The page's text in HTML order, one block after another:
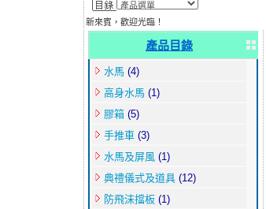
新來賓，歡迎光臨！
產品目錄
水馬 (4)
高身水馬 (1)
膠箱 (5)
手推車 (3)
水馬及屏風 (1)
典禮儀式及道具 (12)
防飛沫擋板 (1)